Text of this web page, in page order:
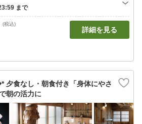
(税込)
詳細を見る
夕食なし・朝食付き「身体にやさ
朝の活力に